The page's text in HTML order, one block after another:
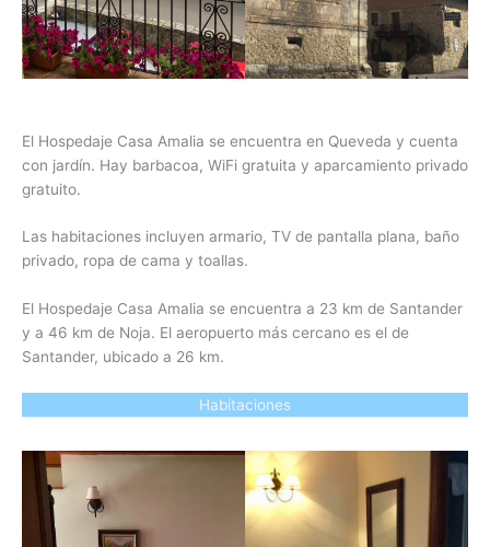
El Hospedaje Casa Amalia se encuentra en Queveda y cuenta
con jardín. Hay barbacoa, WiFi gratuita y aparcamiento privado
gratuito.
Las habitaciones incluyen armario, TV de pantalla plana, baño
privado, ropa de cama y toallas.
El Hospedaje Casa Amalia se encuentra a 23 km de Santander
y a 46 km de Noja. El aeropuerto más cercano es el de
Santander, ubicado a 26 km.
Habitaciones